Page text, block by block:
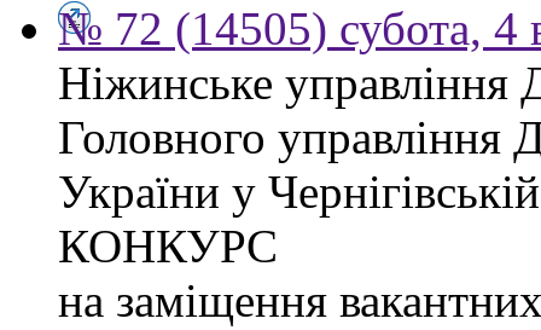
№ 72 (14505) субота, 4
Ніжинське управління
Головного управління
України у
КОНКУРС
на заміщення